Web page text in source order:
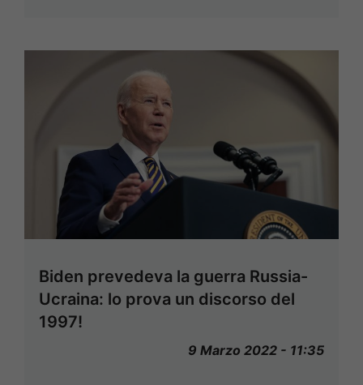
Biden prevedeva la guerra Russia-
Ucraina: lo prova un discorso del
1997!
9 Marzo 2022 - 11:35